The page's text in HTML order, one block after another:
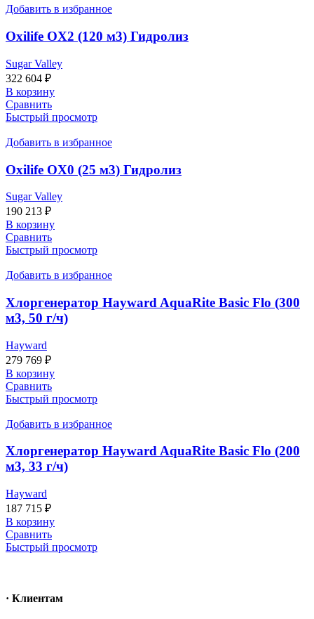
Добавить в избранное
Oxilife OX2 (120 м3) Гидролиз
Sugar Valley
322 604 ₽
В корзину
Сравнить
Быстрый просмотр
Добавить в избранное
Oxilife OX0 (25 м3) Гидролиз
Sugar Valley
190 213 ₽
В корзину
Сравнить
Быстрый просмотр
Добавить в избранное
Хлоргенератор Hayward AquaRite Basic Flo (300
м3, 50 г/ч)
Hayward
279 769 ₽
В корзину
Сравнить
Быстрый просмотр
Добавить в избранное
Хлоргенератор Hayward AquaRite Basic Flo (200
м3, 33 г/ч)
Hayward
187 715 ₽
В корзину
Сравнить
Быстрый просмотр
· Клиентам